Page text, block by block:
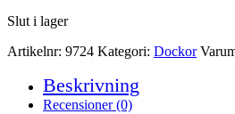
Slut i lager
Artikelnr: 9724 Kategori: Dockor
Beskrivning
Recensioner (0)